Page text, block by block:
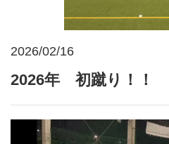
2026/02/16
2026年 初蹴り！！